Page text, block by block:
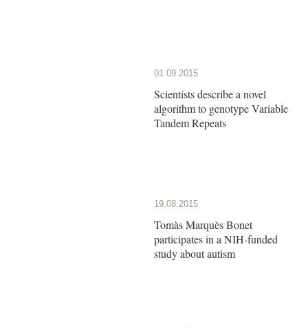
01.09.2015
Scientists describe a novel
algorithm to genotype Variable
Tandem Repeats
19.08.2015
Tomàs Marquès Bonet
participates in a NIH-funded
study about autism